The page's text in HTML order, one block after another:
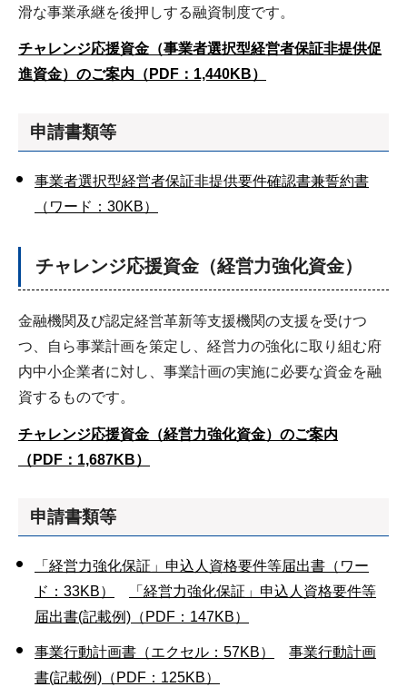
滑な事業承継を後押しする融資制度です。
チャレンジ応援資金（事業者選択型経営者保証非提供促
進資金）のご案内（PDF：1,440KB）
申請書類等
事業者選択型経営者保証非提供要件確認書兼誓約書
（ワード：30KB）
チャレンジ応援資金（経営力強化資金）
金融機関及び認定経営革新等支援機関の支援を受けつ
つ、自ら事業計画を策定し、経営力の強化に取り組む府
内中小企業者に対し、事業計画の実施に必要な資金を融
資するものです。
チャレンジ応援資金（経営力強化資金）のご案内
（PDF：1,687KB）
申請書類等
「経営力強化保証」申込人資格要件等届出書（ワー
ド：33KB）
「経営力強化保証」申込人資格要件等
届出書(記載例)（PDF：147KB）
事業行動計画書（エクセル：57KB）
事業行動計画
書(記載例)（PDF：125KB）